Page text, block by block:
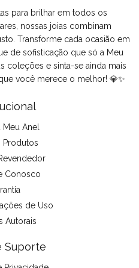
para brilhar em todos os
nossas joias combinam
Transforme cada ocasião em
de sofisticação que só a Meu
coleções e sinta-se ainda mais
você merece o melhor! 💎✨
Anel
Produtos
Conosco
de Uso
Autorais
Suporte